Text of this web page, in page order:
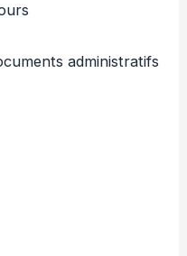
administratifs